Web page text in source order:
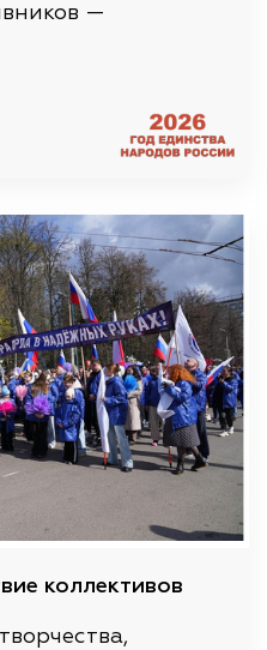
—
коллективов